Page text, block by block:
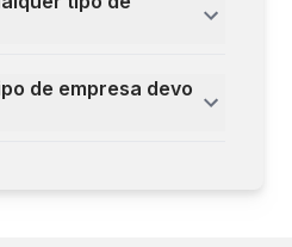
de empresa devo